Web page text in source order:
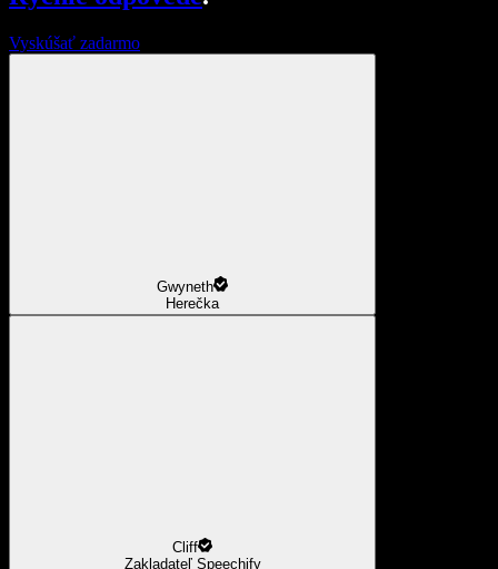
Vyskúšať zadarmo
Gwyneth
Herečka
Cliff
Zakladateľ Speechify